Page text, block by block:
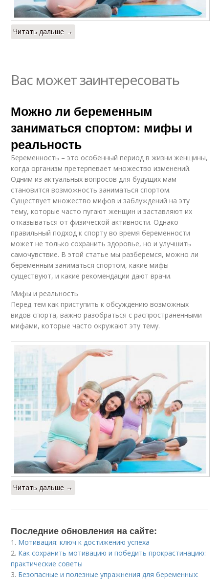
Читать дальше →
Вас может заинтересовать
Можно ли беременным
заниматься спортом: мифы и
реальность
Беременность – это особенный период в жизни женщины,
когда организм претерпевает множество изменений.
Одним из актуальных вопросов для будущих мам
становится возможность заниматься спортом.
Существует множество мифов и заблуждений на эту
тему, которые часто пугают женщин и заставляют их
отказываться от физической активности. Однако
правильный подход к спорту во время беременности
может не только сохранить здоровье, но и улучшить
самочувствие. В этой статье мы разберемся, можно ли
беременным заниматься спортом, какие мифы
существуют, и какие рекомендации дают врачи.
Мифы и реальность
Перед тем как приступить к обсуждению возможных
видов спорта, важно разобраться с распространенными
мифами, которые часто окружают эту тему.
Читать дальше →
Последние обновления на сайте:
1. Мотивация: ключ к достижению успеха
2. Как сохранить мотивацию и победить прокрастинацию:
практические советы
3. Безопасные и полезные упражнения для беременных: